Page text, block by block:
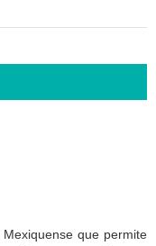
que permite